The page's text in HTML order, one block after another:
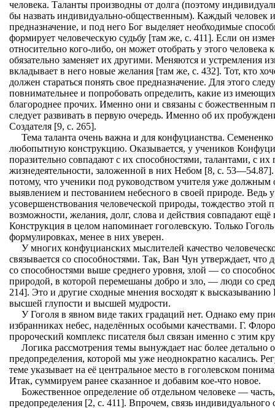
человека. Таланты производны от долга (поэтому
бы назвать индивидуально-общественным). Каждый человек
предназначение, и под него Бог выделяет необходимые
формирует человеческую судьбу [там же, с. 411]. Если он
относительно кого-либо, он может отобрать у этого человека
обязательно заменяет их другими. Меняются и устремления
вкладывает в него новые желания [там же, с. 432]. Тот, кто
должен стараться понять свое предназначение. Для этого
повнимательнее и попробовать определить, какие из
благороднее прочих. Именно они и связаны с божественным
следует развивать в первую очередь. Именно об их
Создателя [9, с. 265].
Тема таланта очень важна и для конфуцианства.
любопытную конструкцию. Оказывается, у учеников
поразительно совпадают с их способностями, талантами, с
жизнедеятельности, заложенной в них Небом [8, с. 53—54.87].
потому, что ученики под руководством учителя уже должным
выявлением и пестованием небесного в своей природе. Ведь
усовершенствования человеческой природы, тождество этой
возможности, желания, долг, слова и действия совпадают
Конструкция в целом напоминает гоголевскую. Только
формулировках, менее в них уверен.
У многих конфуцианских мыслителей качество
связывается со способностями. Так, Ван Чун утверждает,
со способностями выше среднего уровня, злой — со
природой, в которой перемешаны добро и зло, — люди со
214]. Это и другие сходные мнения восходят к
высшей глупости и высшей мудрости.
У Гоголя в явном виде таких градаций нет. Однако ему
избранниках небес, наделённых особыми качествами. Г.
пророческий комплекс писателя был связан именно с этим
Логика рассмотрения темы вынуждает нас более детально
предопределения, которой мы уже неоднократно касались.
теме указывает на её центральное место в гоголевском
Итак, суммируем ранее сказанное и добавим кое-что новое.
Божественное определение об отдельном человеке —
предопределения [2, с. 411]. Впрочем, связь